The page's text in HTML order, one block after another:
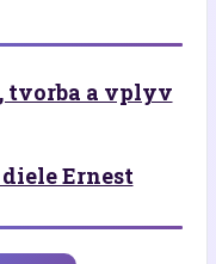
tvorba a vplyv
Ernest